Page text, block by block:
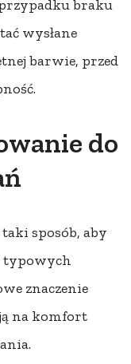
braku
wysłane
barwie, przed
do
sposób, aby
typowych
znaczenie
na komfort